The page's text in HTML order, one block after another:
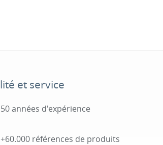
et service
50 années d'expérience
+60.000 références de produits